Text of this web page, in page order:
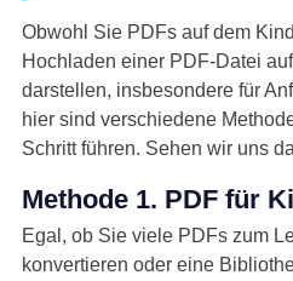
Obwohl Sie PDFs auf dem
Hochladen einer PDF-Datei
darstellen, insbesondere für
hier sind verschiedene
Schritt führen. Sehen wir uns
Methode 1. PDF für
Egal, ob Sie viele PDFs zum
konvertieren oder eine